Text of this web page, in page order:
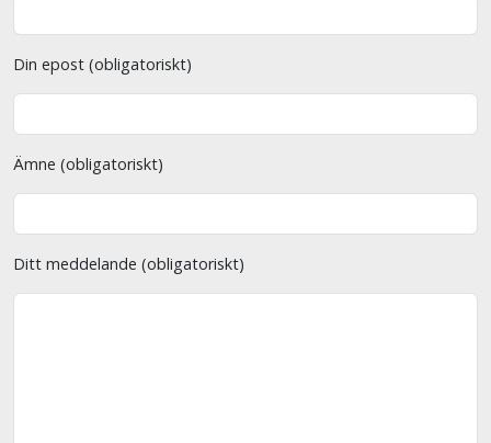
Din epost (obligatoriskt)
Ämne (obligatoriskt)
Ditt meddelande (obligatoriskt)